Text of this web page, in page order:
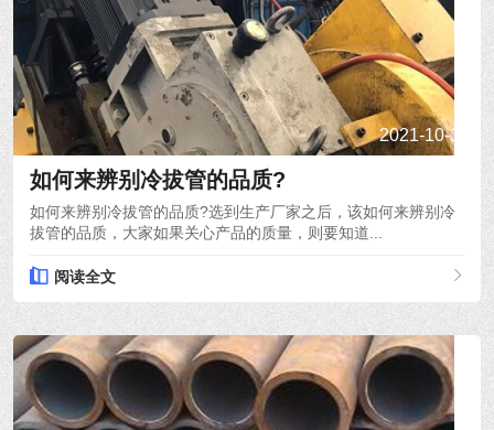
2021-10-14
如何来辨别冷拔管的品质?
如何来辨别冷拔管的品质?选到生产厂家之后，该如何来辨别冷
拔管的品质，大家如果关心产品的质量，则要知道...
阅读全文